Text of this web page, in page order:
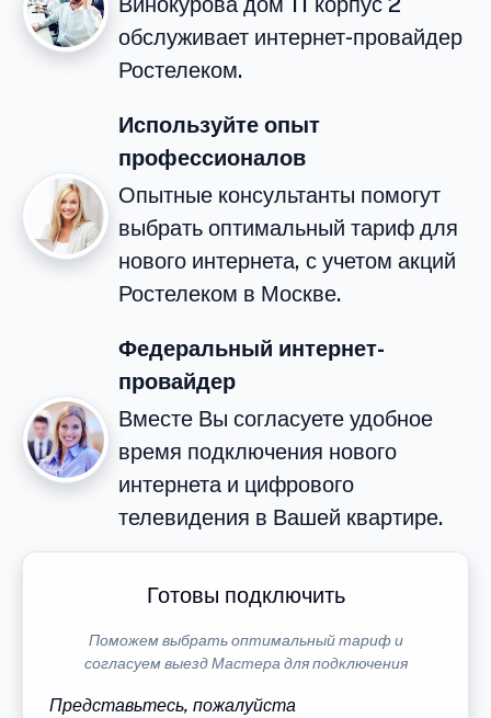
обслуживает интернет-провайдер
Ростелеком.
Используйте опыт
профессионалов
Опытные консультанты помогут
выбрать оптимальный тариф для
нового интернета, с учетом акций
Ростелеком в Москве.
Федеральный интернет-
провайдер
Вместе Вы согласуете удобное
время подключения нового
интернета и цифрового
телевидения в Вашей квартире.
Готовы подключить
Поможем выбрать оптимальный тариф и
согласуем выезд Мастера для подключения
Представьтесь, пожалуйста